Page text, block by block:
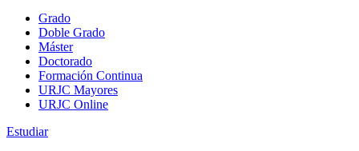
Grado
Doble Grado
Máster
Doctorado
Formación Continua
URJC Mayores
URJC Online
Estudiar